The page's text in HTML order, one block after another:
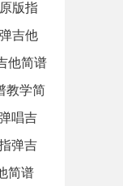
版指
吉他
他简谱
教学简
唱吉
弹吉
简谱